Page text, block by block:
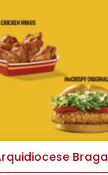
Braga